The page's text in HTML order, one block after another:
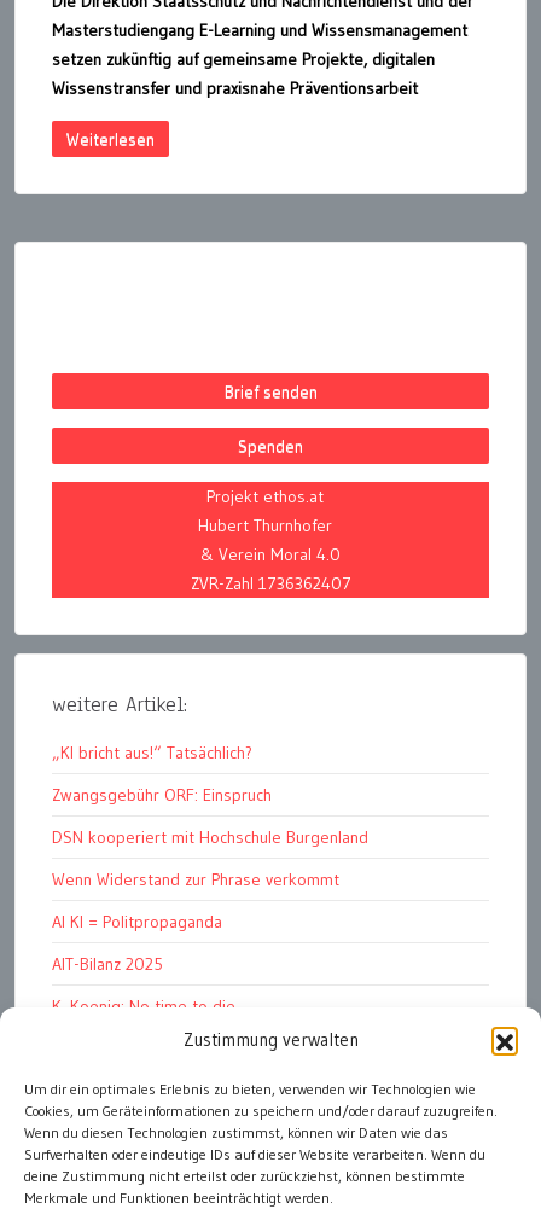
Zustimmung verwalten
Um dir ein optimales Erlebnis zu bieten, verwenden wir Technologien wie
Cookies, um Geräteinformationen zu speichern und/oder darauf zuzugreifen.
Wenn du diesen Technologien zustimmst, können wir Daten wie das
Surfverhalten oder eindeutige IDs auf dieser Website verarbeiten. Wenn du
deine Zustimmung nicht erteilst oder zurückziehst, können bestimmte
Merkmale und Funktionen beeinträchtigt werden.
Masterstudiengang E-Learning und Wissensmanagement
setzen zukünftig auf gemeinsame Projekte, digitalen
Wissenstransfer und praxisnahe Präventionsarbeit
Weiterlesen
der
Brief senden
Spenden
Projekt ethos.at
Hubert Thurnhofer
& Verein Moral 4.0
ZVR-Zahl 1736362407
weitere Artikel:
„KI bricht aus!“ Tatsächlich?
Zwangsgebühr ORF: Einspruch
DSN kooperiert mit Hochschule Burgenland
Wenn Widerstand zur Phrase verkommt
AI KI = Politpropaganda
AIT-Bilanz 2025
K. Koenig: No time to die
Hinschauen statt Wegschauen
EMRK Art. 15: „das Leben der Nation“
Pressfreedom Report ignoriert EU-Sanktionen